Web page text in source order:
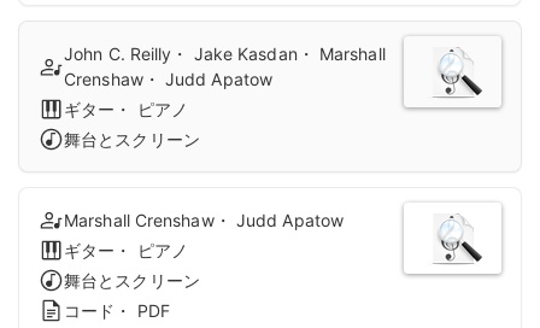
John C. Reilly・ Jake Kasdan・ Marshall
Crenshaw・ Judd Apatow
ギター・ ピアノ
舞台とスクリーン
Marshall Crenshaw・ Judd Apatow
ギター・ ピアノ
舞台とスクリーン
コード・ PDF